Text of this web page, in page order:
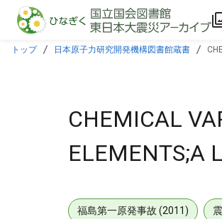
本文に飛ぶ
トップ 日本原子力研究開発機構図書館蔵書
CHEMICAL
ELEMENTS;A
福島第一原発事故 (2011)